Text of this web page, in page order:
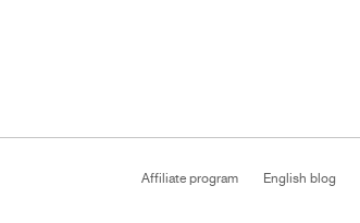
Affiliate program English blog